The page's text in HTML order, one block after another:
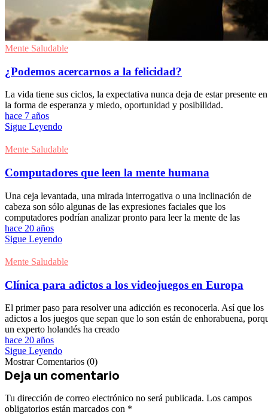
Mente Saludable
¿Podemos acercarnos a la felicidad?
La vida tiene sus ciclos, la expectativa nunca deja de estar presente en
la forma de esperanza y miedo, oportunidad y posibilidad.
hace 7 años
Sigue Leyendo
Mente Saludable
Computadores que leen la mente humana
Una ceja levantada, una mirada interrogativa o una inclinación de
cabeza son sólo algunas de las expresiones faciales que los
computadores podrían analizar pronto para leer la mente de las
hace 20 años
Sigue Leyendo
Mente Saludable
Clínica para adictos a los videojuegos en Europa
El primer paso para resolver una adicción es reconocerla. Así que los
adictos a los juegos que sepan que lo son están de enhorabuena,
un experto holandés ha creado
hace 20 años
Sigue Leyendo
Mostrar Comentarios (0)
Deja un comentario
Tu dirección de correo electrónico no será publicada. Los campos
obligatorios están marcados con *